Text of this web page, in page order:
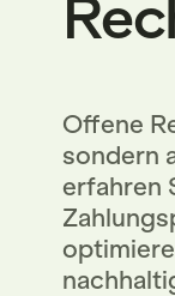
Offene
sondern
erfahren